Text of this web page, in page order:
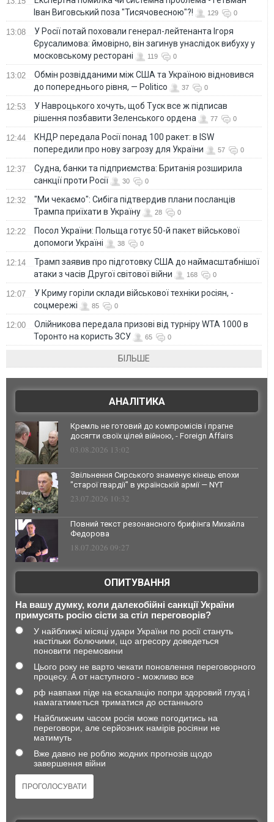
Іван Виговський поза "Тисячовесною"?!
129 0
13:08
У Росії потай поховали генерал-лейтенанта Ігоря
Єрусалимова: ймовірно, він загинув унаслідок вибуху у
московському ресторані
119 0
13:02
Обмін розвідданими між США та Україною відновився
до попереднього рівня, — Politico
37 0
12:53
У Навроцького хочуть, щоб Туск все ж підписав
рішення позбавити Зеленського ордена
77 0
12:44
КНДР передала Росії понад 100 ракет: в ISW
попередили про нову загрозу для України
57 0
12:37
Судна, банки та підприємства: Британія розширила
санкції проти Росії
30 0
12:32
"Ми чекаємо": Сибіга підтвердив плани посланців
Трампа приїхати в Україну
28 0
12:22
Посол України: Польща готує 50-й пакет військової
допомоги Україні
38 0
12:14
Трамп заявив про підготовку США до наймасштабнішої
атаки з часів Другої світової війни
168 0
12:07
У Криму горіли склади військової техніки росіян, -
соцмережі
85 0
12:00
Олійникова передала призові від турніру WTA 1000 в
Торонто на користь ЗСУ
65 0
БІЛЬШЕ
АНАЛІТИКА
Кремль не готовий до компромісів і прагне
досягти своїх цілей війною, - Foreign Affairs
03.08.2026 13:02
Звільнення Сирського знаменує кінець епохи
"старої гвардії" в українській армії — NYT
23.07.2026 10:32
Повний текст резонансного брифінга Михайла
Федорова
18.07.2026 09:27
ОПИТУВАННЯ
На вашу думку, коли далекобійні санкції України
примусять росію сісти за стіл переговорів?
У найближчі місяці удари України по росії стануть
настільки болючими, що агресору доведеться
поновити перемовини
Цього року не варто чекати поновлення переговорного
процесу. А от наступного - можливо все
рф навпаки піде на ескалацію попри здоровий глузд і
намагатиметься триматися до останнього
Найближчим часом росія може погодитись на
переговори, але серйозних намірів росіяни не
матимуть
Вже давно не роблю жодних прогнозів щодо
завершення війни